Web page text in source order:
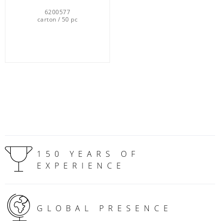
6200577
carton / 50 pc
150 YEARS OF
EXPERIENCE
GLOBAL PRESENCE